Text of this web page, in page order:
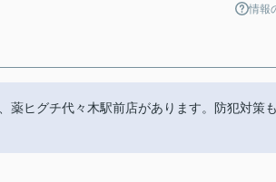
情報
薬ヒグチ代々木駅前店があります。防犯対策